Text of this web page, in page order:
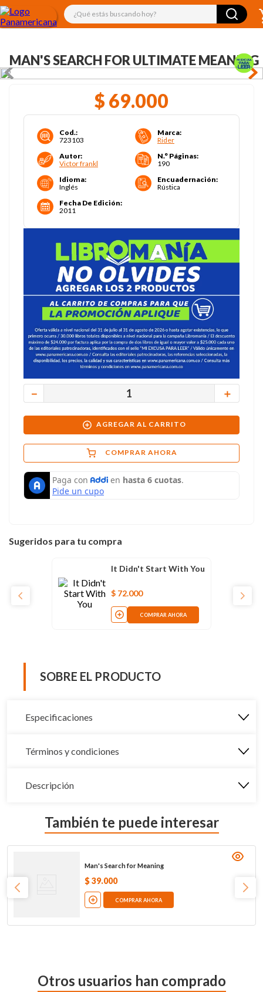
¿Qué estás buscando hoy?
MAN'S SEARCH FOR ULTIMATE MEANING
$ 69.000
Cod.:
723103
Marca:
Rider
Autor:
Victor frankl
N.° Páginas:
190
Idioma:
Inglés
Encuadernación:
Rústica
Fecha De Edición:
2011
＋
－
AGREGAR AL CARRITO
COMPRAR AHORA
Sugeridos para tu compra
It Didn't Start With You
$ 72.000
COMPRAR AHORA
SOBRE EL PRODUCTO
Especificaciones
Términos y condiciones
Descripción
También te puede interesar
Man's Search for Meaning
$ 39.000
COMPRAR AHORA
Otros usuarios han comprado